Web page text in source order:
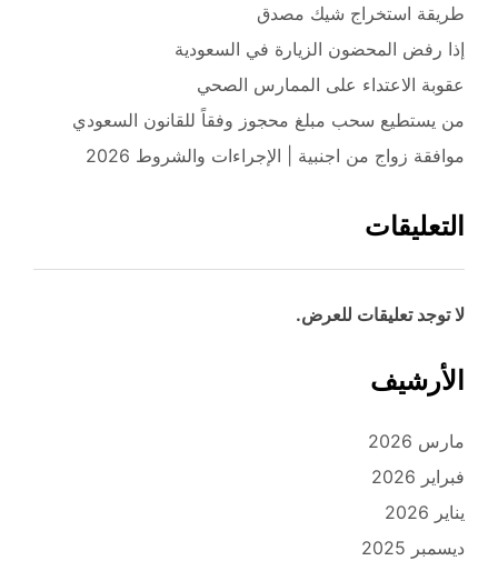
طريقة استخراج شيك مصدق
إذا رفض المحضون الزيارة في السعودية
عقوبة الاعتداء على الممارس الصحي
من يستطيع سحب مبلغ محجوز وفقاً للقانون السعودي
موافقة زواج من اجنبية | الإجراءات والشروط 2026
التعليقات
لا توجد تعليقات للعرض.
الأرشيف
مارس 2026
فبراير 2026
يناير 2026
ديسمبر 2025